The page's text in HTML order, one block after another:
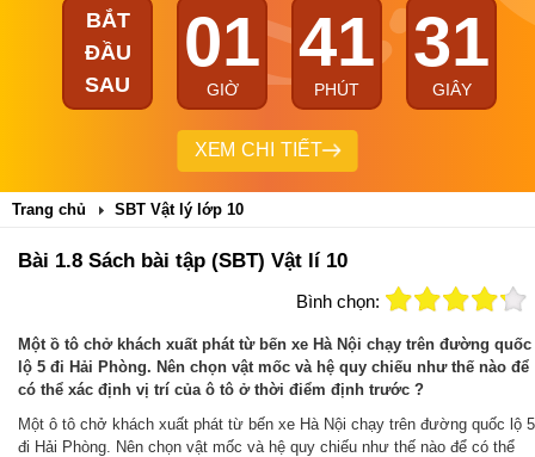
BẮT
ĐẦU
SAU
01
GIỜ
41
PHÚT
31
GIÂY
XEM CHI TIẾT
Trang chủ SBT Vật lý lớp 10
Bài 1.8 Sách bài tập (SBT) Vật lí 10
Bình chọn:
Một ồ tô chở khách xuất phát từ bến xe Hà Nội chạy trên đường quốc
lộ 5 đi Hải Phòng. Nên chọn vật mốc và hệ quy chiếu như thế nào để
có thể xác định vị trí của ô tô ở thời điểm định trước ?
Một ô tô chở khách xuất phát từ bến xe Hà Nội chạy trên đường quốc lộ 5
đi Hải Phòng. Nên chọn vật mốc và hệ quy chiếu như thế nào để có thể